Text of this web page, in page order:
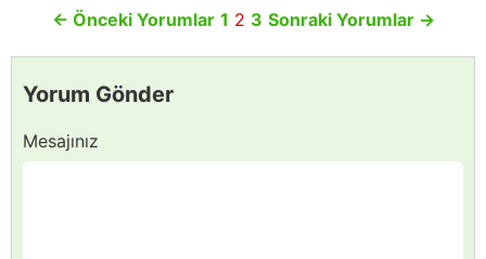
← Önceki Yorumlar 1 2 3 Sonraki Yorumlar →
Yorum Gönder
Mesajınız